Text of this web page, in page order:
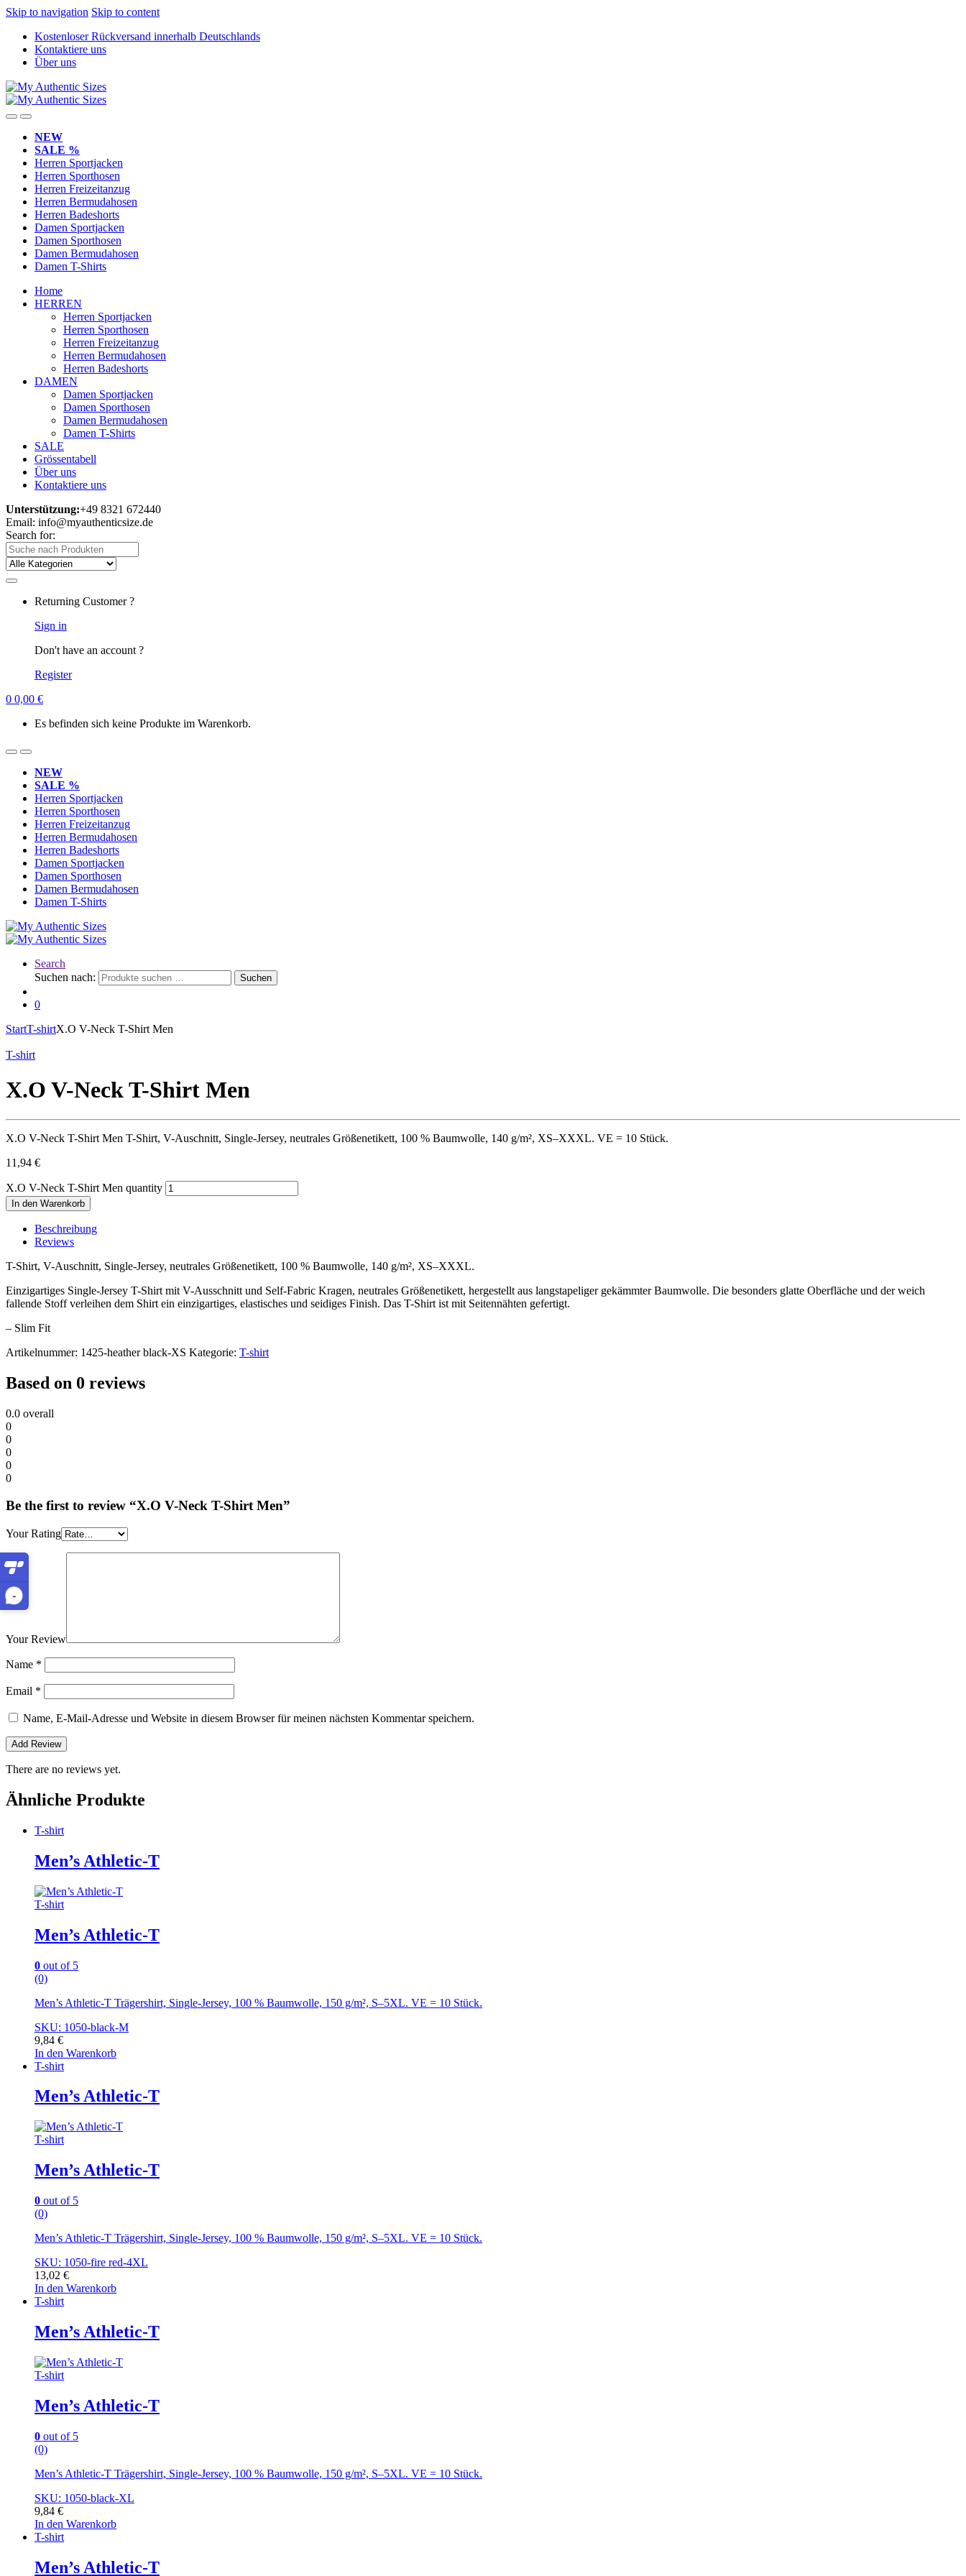
-
Skip to navigation Skip to content
Kostenloser Rückversand innerhalb Deutschlands
Kontaktiere uns
Über uns
NEW
SALE %
Herren Sportjacken
Herren Sporthosen
Herren Freizeitanzug
Herren Bermudahosen
Herren Badeshorts
Damen Sportjacken
Damen Sporthosen
Damen Bermudahosen
Damen T-Shirts
Home
HERREN
Herren Sportjacken
Herren Sporthosen
Herren Freizeitanzug
Herren Bermudahosen
Herren Badeshorts
DAMEN
Damen Sportjacken
Damen Sporthosen
Damen Bermudahosen
Damen T-Shirts
SALE
Grössentabell
Über uns
Kontaktiere uns
Unterstützung:+49 8321 672440
Email: info@myauthenticsize.de
Search for:
Returning Customer ?
Sign in
Don't have an account ?
Register
0 0,00 €
Es befinden sich keine Produkte im Warenkorb.
NEW
SALE %
Herren Sportjacken
Herren Sporthosen
Herren Freizeitanzug
Herren Bermudahosen
Herren Badeshorts
Damen Sportjacken
Damen Sporthosen
Damen Bermudahosen
Damen T-Shirts
Search
Suchen nach:
Suchen
0
StartT-shirtX.O V-Neck T-Shirt Men
T-shirt
X.O V-Neck T-Shirt Men
X.O V-Neck T-Shirt Men T-Shirt, V-Auschnitt, Single-Jersey, neutrales Größenetikett, 100 % Baumwolle, 140 g/m², XS–XXXL. VE = 10 Stück.
11,94 €
X.O V-Neck T-Shirt Men quantity
In den Warenkorb
Beschreibung
Reviews
T-Shirt, V-Auschnitt, Single-Jersey, neutrales Größenetikett, 100 % Baumwolle, 140 g/m², XS–XXXL.
Einzigartiges Single-Jersey T-Shirt mit V-Ausschnitt und Self-Fabric Kragen, neutrales Größenetikett, hergestellt aus langstapeliger gekämmter Baumwolle. Die besonders glatte Oberfläche und der weich
fallende Stoff verleihen dem Shirt ein einzigartiges, elastisches und seidiges Finish. Das T-Shirt ist mit Seitennähten gefertigt.
– Slim Fit
Artikelnummer: 1425-heather black-XS Kategorie: T-shirt
Based on 0 reviews
0.0 overall
0
0
0
0
0
Be the first to review “X.O V-Neck T-Shirt Men”
Your Rating
Your Review
Name *
Email *
Name, E-Mail-Adresse und Website in diesem Browser für meinen nächsten Kommentar speichern.
There are no reviews yet.
Ähnliche Produkte
T-shirt
Men’s Athletic-T
T-shirt
Men’s Athletic-T
0 out of 5
(0)
Men’s Athletic-T Trägershirt, Single-Jersey, 100 % Baumwolle, 150 g/m², S–5XL. VE = 10 Stück.
SKU: 1050-black-M
9,84 €
In den Warenkorb
T-shirt
Men’s Athletic-T
T-shirt
Men’s Athletic-T
0 out of 5
(0)
Men’s Athletic-T Trägershirt, Single-Jersey, 100 % Baumwolle, 150 g/m², S–5XL. VE = 10 Stück.
SKU: 1050-fire red-4XL
13,02 €
In den Warenkorb
T-shirt
Men’s Athletic-T
T-shirt
Men’s Athletic-T
0 out of 5
(0)
Men’s Athletic-T Trägershirt, Single-Jersey, 100 % Baumwolle, 150 g/m², S–5XL. VE = 10 Stück.
SKU: 1050-black-XL
9,84 €
In den Warenkorb
T-shirt
Men’s Athletic-T